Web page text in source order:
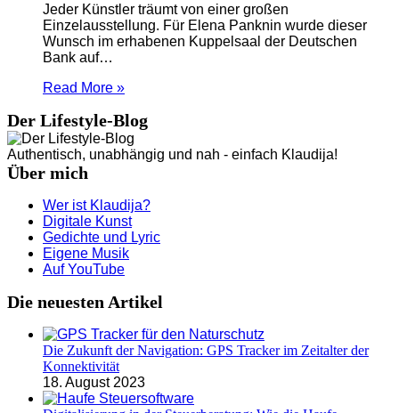
Jeder Künstler träumt von einer großen
Einzelausstellung. Für Elena Panknin wurde dieser
Wunsch im erhabenen Kuppelsaal der Deutschen
Bank auf…
Read More »
Der Lifestyle-Blog
Authentisch, unabhängig und nah - einfach Klaudija!
Über mich
Wer ist Klaudija?
Digitale Kunst
Gedichte und Lyric
Eigene Musik
Auf YouTube
Die neuesten Artikel
Die Zukunft der Navigation: GPS Tracker im Zeitalter der
Konnektivität
18. August 2023